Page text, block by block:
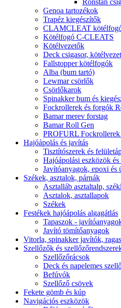
Genoa tartozékok
Trapéz kiegészítők
CLAMCLEAT
Kötélfogó C-CLEATS
Kötélvezetők
Deck csigasor,
Fallstopper kötélfogók
Alba (bum tartó)
Lewmar csörlők
Csörlőkarok
Spinakker bum és
Fockrollerek és forgók
Bamar merev forstag
Bamar Roll Gen
PROFURL
Hajóápolás és javítás
Tisztítószerek és
Hajóápolási eszközök
Javítóanyagok, epoxi és
Székek, asztalok, párnák
Asztalláb asztaltalp,
Asztalok, asztallapok
Székek
Festékek hajóápolás algagátlás
Tapaszok -
Javító tömítőanyagok
Vitorla, spinakker javítók,
Szellőzők és
Szellőzőrácsok
Deck és napelemes
Befúvók
Szellőző csövek
Fekete gömb és kúp
Navigációs eszközök